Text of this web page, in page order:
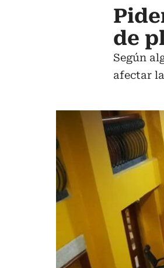
de
Según
afectar